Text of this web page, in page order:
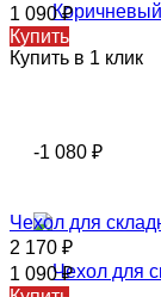
1 090₽
Купить
Купить в 1 клик
-1 080 ₽
Чехол для
2 170 ₽
1 090₽